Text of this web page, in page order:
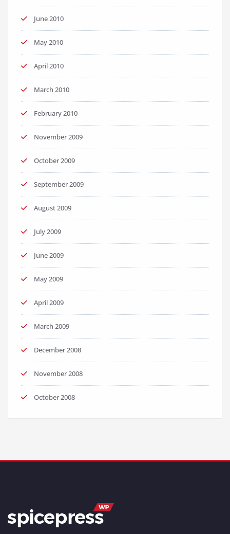
June 2010
May 2010
April 2010
March 2010
February 2010
November 2009
October 2009
September 2009
August 2009
July 2009
June 2009
May 2009
April 2009
March 2009
December 2008
November 2008
October 2008